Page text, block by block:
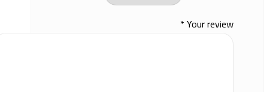
Your review
*